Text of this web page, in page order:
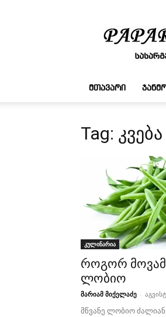
ᲛᲗᲐᲕᲐᲠᲘ
Tag: კვება
კულინარია
როგორ
ლობიო
მარიამ მიქელაძე -
მწვანე ლობიო